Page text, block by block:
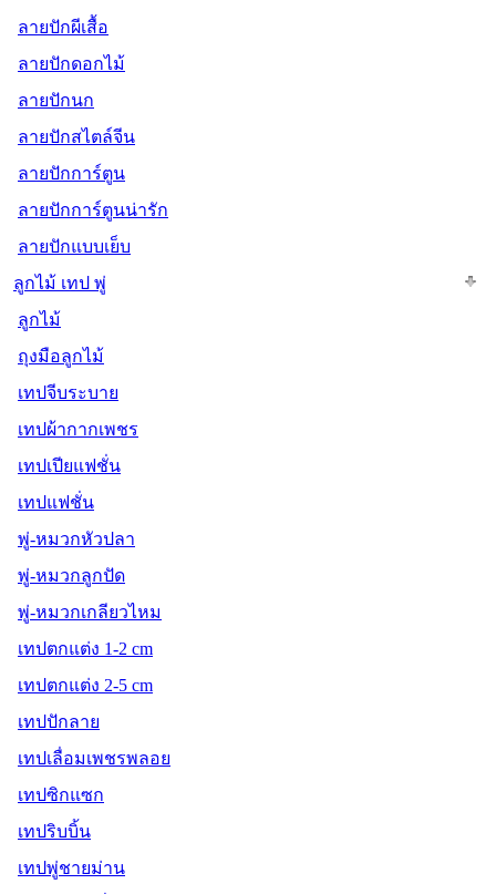
ลายปักผีเสื้อ
ลายปักดอกไม้
ลายปักนก
ลายปักสไตล์จีน
ลายปักการ์ตูน
ลายปักการ์ตูนน่ารัก
ลายปักแบบเย็บ
ลูกไม้ เทป พู่
ลูกไม้
ถุงมือลูกไม้
เทปจีบระบาย
เทปผ้ากากเพชร
เทปเปียแฟชั่น
เทปแฟชั่น
พู่-หมวกหัวปลา
พู่-หมวกลูกปัด
พู่-หมวกเกลียวไหม
เทปตกแต่ง 1-2 cm
เทปตกแต่ง 2-5 cm
เทปปักลาย
เทปเลื่อมเพชรพลอย
เทปซิกแซก
เทปริบบิ้น
เทปพู่ชายม่าน